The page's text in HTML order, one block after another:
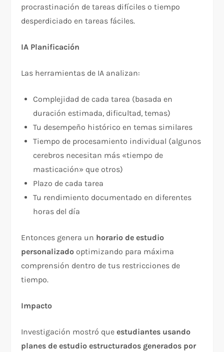
procrastinación de tareas difíciles o tiempo
desperdiciado en tareas fáciles.​
IA Planificación
Las herramientas de IA analizan:
Complejidad de cada tarea (basada en
duración estimada, dificultad, temas)
Tu desempeño histórico en temas similares
Tiempo de procesamiento individual (algunos
cerebros necesitan más «tiempo de
masticación» que otros)
Plazo de cada tarea
Tu rendimiento documentado en diferentes
horas del día
Entonces genera un horario de estudio
personalizado optimizando para máxima
comprensión dentro de tus restricciones de
tiempo.​
Impacto
Investigación mostró queestudiantes usando
planes de estudio estructurados generados por